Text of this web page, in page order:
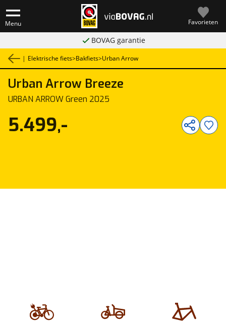
Menu Favorieten
BOVAG garantie
| Elektrische fiets>Bakfiets>Urban Arrow
Urban Arrow Breeze
URBAN ARROW Green 2025
5.499,-